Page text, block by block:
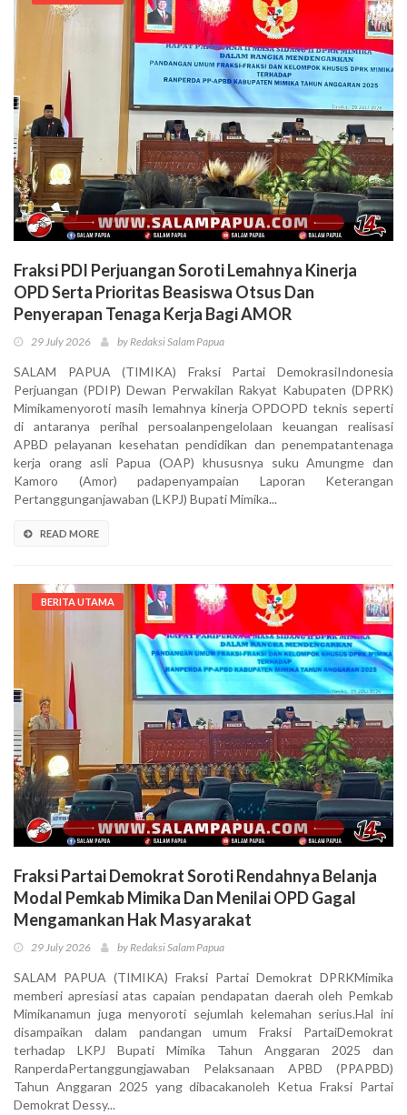
Fraksi PDI Perjuangan Soroti Lemahnya Kinerja
OPD Serta Prioritas Beasiswa Otsus Dan
Penyerapan Tenaga Kerja Bagi AMOR
29 July 2026 by Redaksi Salam Papua
SALAM PAPUA (TIMIKA) Fraksi Partai DemokrasiIndonesia
Perjuangan (PDIP) Dewan Perwakilan Rakyat Kabupaten (DPRK)
Mimikamenyoroti masih lemahnya kinerja OPDOPD teknis seperti
di antaranya perihal persoalanpengelolaan keuangan realisasi
APBD pelayanan kesehatan pendidikan dan penempatantenaga
kerja orang asli Papua (OAP) khususnya suku Amungme dan
Kamoro (Amor) padapenyampaian Laporan Keterangan
Pertanggunganjawaban (LKPJ) Bupati Mimika...
READ MORE
BERITA UTAMA
Fraksi Partai Demokrat Soroti Rendahnya Belanja
Modal Pemkab Mimika Dan Menilai OPD Gagal
Mengamankan Hak Masyarakat
29 July 2026 by Redaksi Salam Papua
SALAM PAPUA (TIMIKA) Fraksi Partai Demokrat DPRKMimika
memberi apresiasi atas capaian pendapatan daerah oleh Pemkab
Mimikanamun juga menyoroti sejumlah kelemahan serius.Hal ini
disampaikan dalam pandangan umum Fraksi PartaiDemokrat
terhadap LKPJ Bupati Mimika Tahun Anggaran 2025 dan
RanperdaPertanggungjawaban Pelaksanaan APBD (PPAPBD)
Tahun Anggaran 2025 yang dibacakanoleh Ketua Fraksi Partai
Demokrat Dessy...